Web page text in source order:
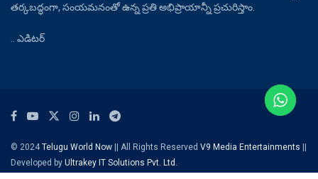
తర్కబద్ధంగా, సంయమనంతో ఉన్న ప్రతి అభిప్రాయాన్నీ ప్రచురిస్తాం.
.. ఎడిటర్
© 2024Telugu World Now || All Rights Reserved V9 Media Entertainments ||
Developed by Ultrakey IT Solutions Pvt. Ltd.